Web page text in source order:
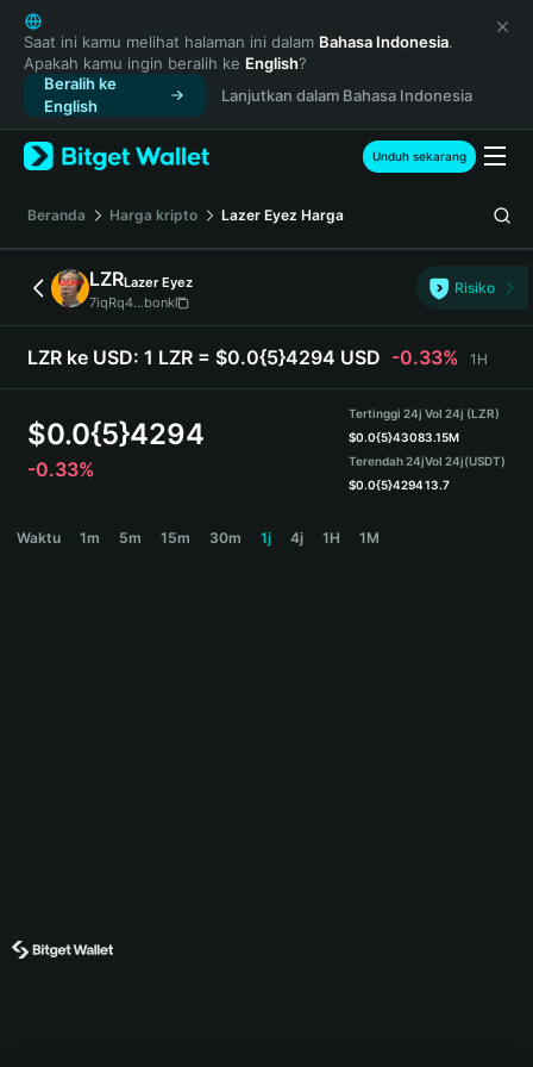
English
日本語
Tiếng Việt
Русский
Español (Latinoamérica)
Türkçe
Français
Deutsch
简体中文
繁體中文
Português (Portugal)
Bahasa Indonesia
ภาษาไทย
Español
Español (Argentina)
Saat ini kamu melihat halaman ini dalam Bahasa Indonesia.
Apakah kamu ingin beralih ke English?
Beralih ke
English
Lanjutkan dalam Bahasa Indonesia
Unduh sekarang
Beranda Harga kripto Lazer Eyez Harga
LZRLazer Eyez
7iqRq4...bonk
Risiko
LZR ke USD: 1 LZR = $0.0{5}4294 USD -0.33% 1H
$0.0{5}4294
-0.33%
Tertinggi 24j
$0.0{5}4308
Terendah 24j
$0.0{5}4294
Vol 24j (LZR)
3.15M
Vol 24j(USDT)
13.7
Waktu 1m 5m 15m 30m 1j 4j 1H 1M